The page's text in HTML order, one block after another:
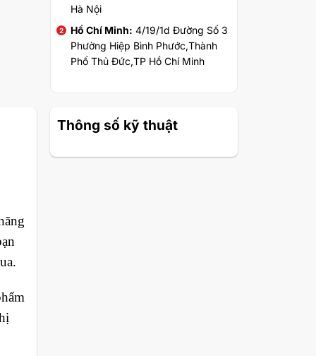
Hà Nội
Hồ Chí Minh: 4/19/1d Đường Số 3
Phường Hiệp Bình Phước,Thành
Phố Thủ Đức,TP Hồ Chí Minh
Thông số kỹ thuật